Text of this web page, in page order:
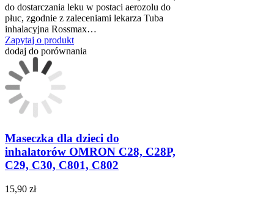
do dostarczania leku w postaci aerozolu do
płuc, zgodnie z zaleceniami lekarza Tuba
inhalacyjna Rossmax…
Zapytaj o produkt
dodaj do porównania
Maseczka dla dzieci do
inhalatorów OMRON C28, C28P,
C29, C30, C801, C802
15,90 zł